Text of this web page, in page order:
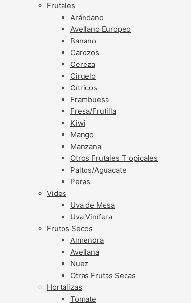
Frutales
Arándano
Avellano Europeo
Banano
Carozos
Cereza
Ciruelo
Cítricos
Frambuesa
Fresa/Frutilla
Kiwi
Mango
Manzana
Otros Frutales Tropicales
Paltos/Aguacate
Peras
Vides
Uva de Mesa
Uva Vinífera
Frutos Secos
Almendra
Avellana
Nuez
Otras Frutas Secas
Hortalizas
Tomate